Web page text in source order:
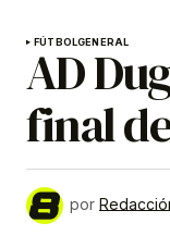
FÚTBOLGENERAL
AD
final
por